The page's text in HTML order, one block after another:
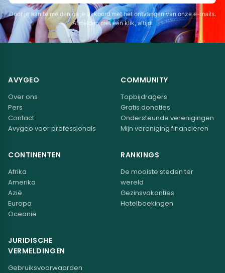
Door je aan te melden ga je akkoord met het ontvangen van onze e-mails.
Afmelden met één klik, altijd.
AVYGEO
Over ons
Pers
Contact
Avygeo voor professionals
COMMUNITY
Topbijdragers
Gratis donaties
Ondersteunde verenigingen
Mijn vereniging financieren
CONTINENTEN
Afrika
Amerika
Azië
Europa
Oceanië
RANKINGS
De mooiste steden ter
wereld
Gezinsvakanties
Hotelboekingen
JURIDISCHE
VERMELDINGEN
Gebruiksvoorwaarden